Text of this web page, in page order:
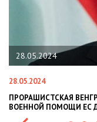
ПАКЕТ